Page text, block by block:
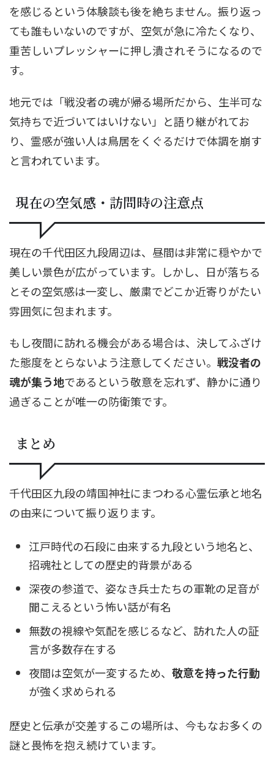
を感じるという体験談も後を絶ちません。振り返っ
ても誰もいないのですが、空気が急に冷たくなり、
重苦しいプレッシャーに押し潰されそうになるので
す。
地元では「戦没者の魂が帰る場所だから、生半可な
気持ちで近づいてはいけない」と語り継がれてお
り、霊感が強い人は鳥居をくぐるだけで体調を崩す
と言われています。
現在の空気感・訪問時の注意点
現在の千代田区九段周辺は、昼間は非常に穏やかで
美しい景色が広がっています。しかし、日が落ちる
とその空気感は一変し、厳粛でどこか近寄りがたい
雰囲気に包まれます。
もし夜間に訪れる機会がある場合は、決してふざけ
た態度をとらないよう注意してください。 戦没者の
魂が集う地であるという敬意を忘れず、静かに通り
過ぎることが唯一の防衛策です。
まとめ
千代田区九段の靖国神社にまつわる心霊伝承と地名
の由来について振り返ります。
江戸時代の石段に由来する九段という地名と、
招魂社としての歴史的背景がある
深夜の参道で、姿なき兵士たちの軍靴の足音が
聞こえるという怖い話が有名
無数の視線や気配を感じるなど、訪れた人の証
言が多数存在する
夜間は空気が一変するため、 敬意を持った行動
が強く求められる
歴史と伝承が交差するこの場所は、今もなお多くの
謎と畏怖を抱え続けています。